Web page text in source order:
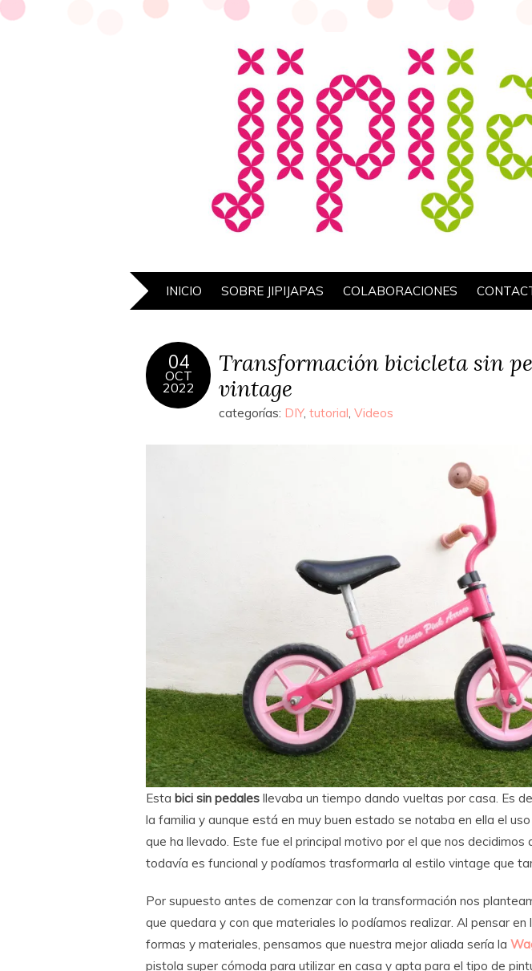
INICIO SOBRE JIPIJAPAS COLABORACIONES
04
OCT
2022
Transformación bicicleta sin
vintage
categorías: DIY, tutorial, Videos
Esta bici sin pedales llevaba un tiempo dando vueltas por casa. Es
la familia y aunque está en muy buen estado se notaba en ella el
que ha llevado. Este fue el principal motivo por el que nos decidimos
todavía es funcional y podíamos trasformarla al estilo vintage que
Por supuesto antes de comenzar con la transformación nos
que quedara y con que materiales lo podíamos realizar. Al pensar en
formas y materiales, pensamos que nuestra mejor aliada sería la
pistola super cómoda para utilizar en casa y apta para el tipo de